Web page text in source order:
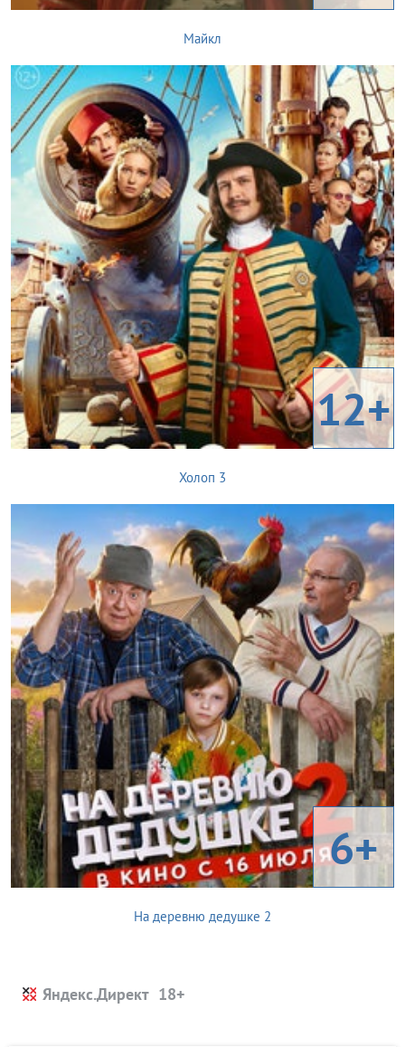
Майкл
12+
Холоп 3
6+
На деревню дедушке 2
Яндекс.Директ